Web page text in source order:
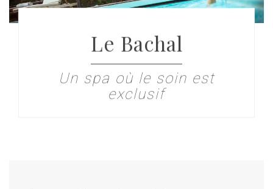
Le Bachal
Un spa où le soin est
exclusif